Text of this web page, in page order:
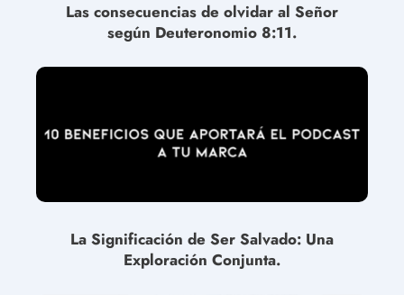
Las consecuencias de olvidar al Señor
según Deuteronomio 8:11.
La Significación de Ser Salvado: Una
Exploración Conjunta.